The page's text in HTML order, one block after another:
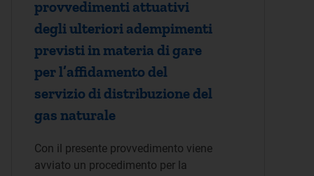
provvedimenti attuativi
degli ulteriori adempimenti
previsti in materia di gare
per l’affidamento del
servizio di distribuzione del
gas naturale
Con il presente provvedimento viene
avviato un procedimento per la